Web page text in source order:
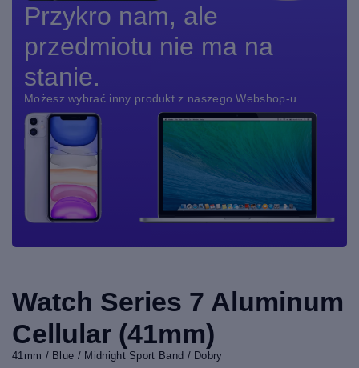
Przykro nam, ale
przedmiotu nie ma na
stanie.
Możesz wybrać inny produkt z naszego Webshop-u
Watch Series 7 Aluminum
Cellular (41mm)
41mm / Blue / Midnight Sport Band / Dobry